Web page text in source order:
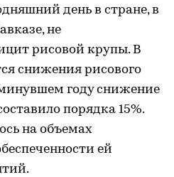
день в стране, в
не
рисовой крупы. В
снижения рисового
году снижение
порядка 15%.
на объемах
ей